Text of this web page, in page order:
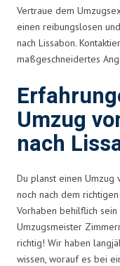
Vertraue dem
einen reibungslosen
nach Lissabon.
maßgeschneidertes
Umzug
nach
Du planst einen Umzug
noch nach dem
Vorhaben behilflich sein
Umzugsmeister
richtig! Wir haben
wissen, worauf es bei